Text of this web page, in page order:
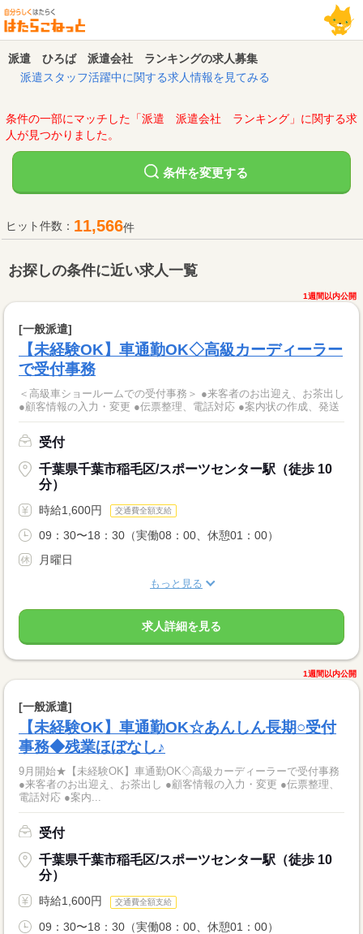
派遣 ひろば 派遣会社 ランキングの求人募集
派遣スタッフ活躍中に関する求人情報を見てみる
条件の一部にマッチした「派遣 派遣会社 ランキング」に関する求
人が見つかりました。
条件を変更する
ヒット件数： 11,566件
お探しの条件に近い求人一覧
1週間以内公開
[一般派遣]
【未経験OK】車通勤OK◇高級カーディーラー
で受付事務
＜高級車ショールームでの受付事務＞ ●来客者のお出迎え、お茶出し
●顧客情報の入力・変更 ●伝票整理、電話対応 ●案内状の作成、発送
受付
千葉県千葉市稲毛区/スポーツセンター駅（徒歩 10
分）
時給1,600円 交通費全額支給
09：30〜18：30（実働08：00、休憩01：00）
月曜日
もっと見る
求人詳細を見る
1週間以内公開
[一般派遣]
【未経験OK】車通勤OK☆あんしん長期○受付
事務◆残業ほぼなし♪
9月開始★【未経験OK】車通勤OK◇高級カーディーラーで受付事務
●来客者のお出迎え、お茶出し ●顧客情報の入力・変更 ●伝票整理、
電話対応 ●案内...
受付
千葉県千葉市稲毛区/スポーツセンター駅（徒歩 10
分）
時給1,600円 交通費全額支給
09：30〜18：30（実働08：00、休憩01：00）